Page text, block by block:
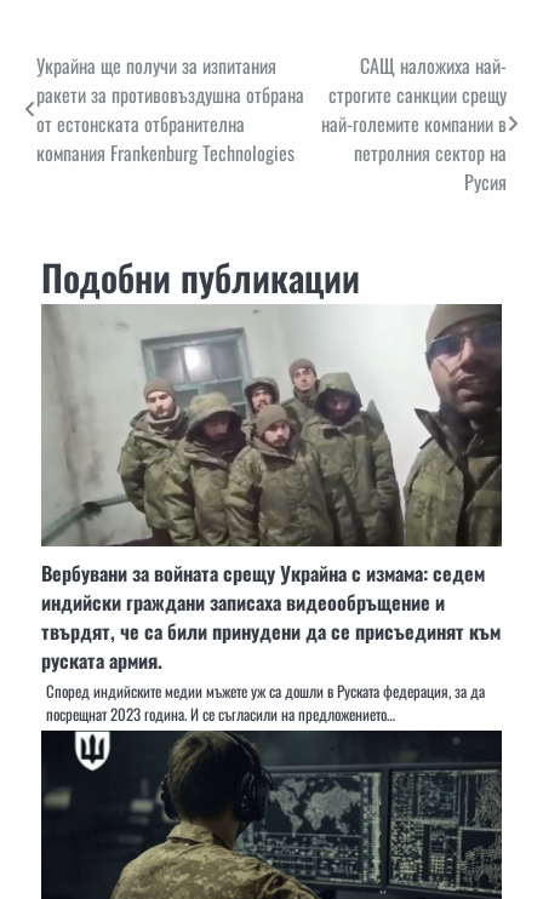
Навигация
Украйна ще получи за изпитания
ракети за противовъздушна отбрана
от естонската отбранителна
компания Frankenburg Technologies
САЩ наложиха най-
строгите санкции срещу
най-големите компании в
петролния сектор на
Русия
Подобни публикации
Вербувани за войната срещу Украйна с измама: седем
индийски граждани записаха видеообръщение и
твърдят, че са били принудени да се присъединят към
руската армия.
Според индийските медии мъжете уж са дошли в Руската федерация, за да
посрещнат 2023 година. И се съгласили на предложението…